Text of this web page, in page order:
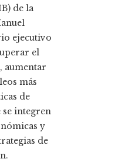
de la
ejecutivo
el
aumentar
más
de
integren
y
de